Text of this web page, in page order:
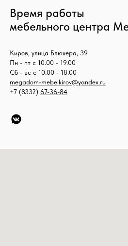
Время работы
мебельного центра
Киров, улица Блюхера, 39
Пн - пт с 10.00 - 19.00
Сб - вс с 10.00 - 18.00
megadom-mebelkirov@yandex.ru
+7 (8332) 67-36-84